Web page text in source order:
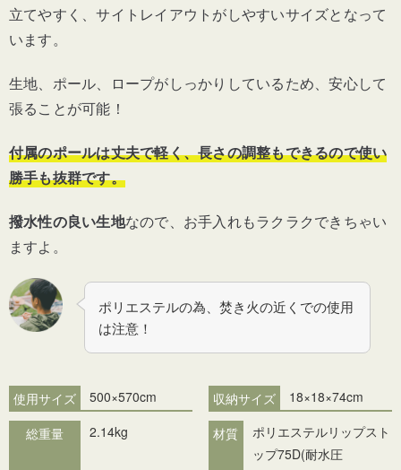
立てやすく、サイトレイアウトがしやすいサイズとなって
います。
生地、ポール、ロープがしっかりしているため、安心して
張ることが可能！
付属のポールは丈夫で軽く、長さの調整もできるので使い
勝手も抜群です。
撥水性の良い生地なので、お手入れもラクラクできちゃい
ますよ。
ポリエステルの為、焚き火の近くでの使用
は注意！
使用サイズ 500×570cm 収納サイズ 18×18×74cm
総重量 2.14kg 材質
ポリエステルリップスト
ップ75D(耐水圧